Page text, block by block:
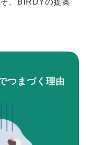
つまづく理由